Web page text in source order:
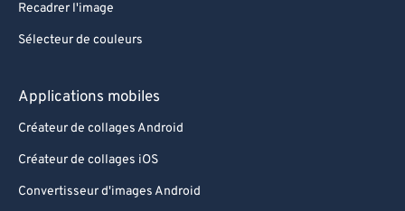
Recadrer l'image
Sélecteur de couleurs
Applications mobiles
Créateur de collages Android
Créateur de collages iOS
Convertisseur d'images Android